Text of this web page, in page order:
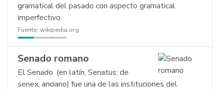
gramatical del pasado con aspecto gramatical
imperfectivo.
Fuente: wikipedia.org
Senado romano
El Senado (en latín, Senatus; de
senex, anciano) fue una de las instituciones del